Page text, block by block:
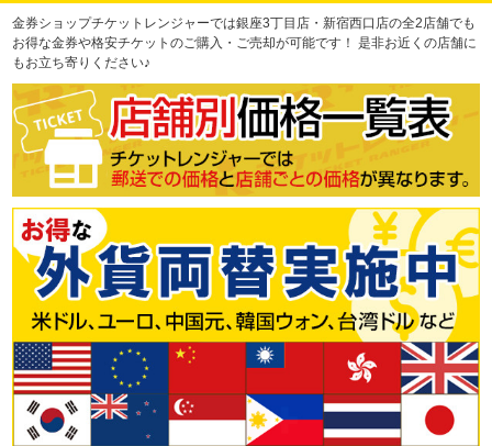
金券ショップチケットレンジャーでは銀座3丁目店・新宿西口店の全2店舗でも
お得な金券や格安チケットのご購入・ご売却が可能です！ 是非お近くの店舗に
もお立ち寄りください♪